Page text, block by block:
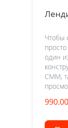
Чтобы
один
СММ,